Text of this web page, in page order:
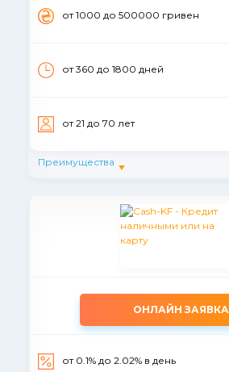
от 1000 до 500000 гривен
от 360 до 1800 дней
от 21 до 70 лет
Преимущества
ОНЛАЙН ЗАЯВКА
от 0.1% до 2.02% в день